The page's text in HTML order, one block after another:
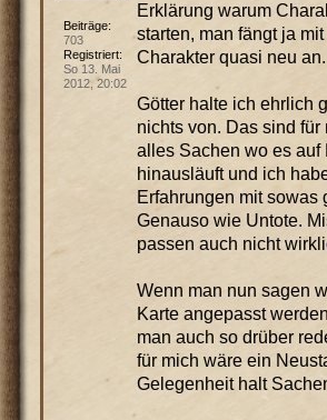
Erklärung warum
starten, man fängt ja
Charakter quasi neu an.
Götter halte ich ehrlich
nichts von. Das sind für
alles Sachen wo es auf
hinausläuft und ich
Erfahrungen mit sowas
Genauso wie Untote.
passen auch nicht
Wenn man nun sagen
Karte angepasst
man auch so drüber
für mich wäre ein
Gelegenheit halt
Beiträge:
703
Registriert:
So 13. Mai
2012, 20:02